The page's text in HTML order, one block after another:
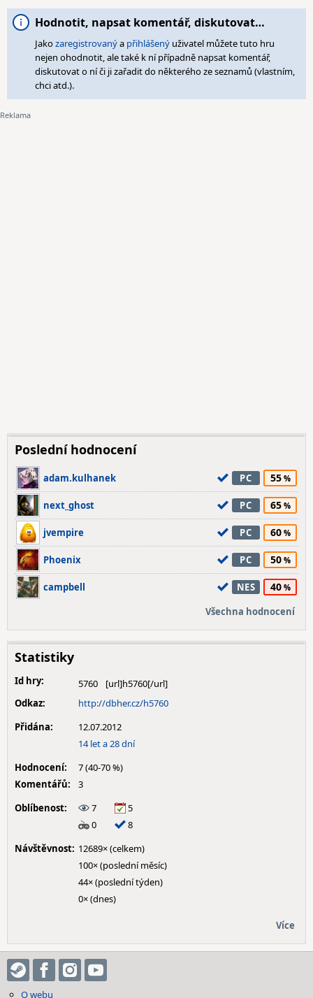
Hodnotit, napsat komentář, diskutovat…
Jakozaregistrovanýa přihlášený uživatel můžete tuto hru
nejen ohodnotit, ale také k ní případně napsat komentář,
diskutovat o ní či ji zařadit do některého ze seznamů (vlastním,
chci atd.).
Poslední hodnocení
adam.kulhanek PC 55
next_ghost PC 65
jvempire PC 60
Phoenix PC 50
campbell NES 40
Všechna hodnocení
Statistiky
Id hry:
5760
Odkaz:
http://dbher.cz/h5760
Přidána:
12.07.2012
14 let a 28 dní
Hodnocení:
7 (40-70 %)
Komentářů:
3
Oblíbenost:
7
5
0
8
Návštěvnost: 12689× (celkem)
100× (poslední měsíc)
44× (poslední týden)
0× (dnes)
Více
O webu